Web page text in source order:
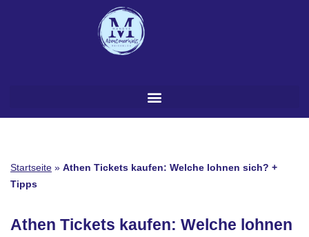
Startseite » Athen Tickets kaufen: Welche lohnen sich? +
Tipps
Athen Tickets kaufen: Welche lohnen